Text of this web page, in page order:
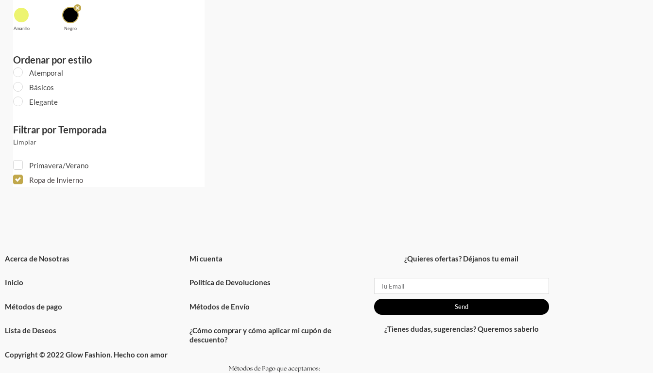
Amarillo Negro
Ordenar por estilo
Atemporal
Básicos
Elegante
Filtrar por Temporada
Limpiar
Primavera/Verano
Ropa de Invierno
Acerca de Nosotras
Inicio
Métodos de pago
Lista de Deseos
Copyright © 2022 Glow Fashion. Hecho con amor
Mi cuenta
Politíca de Devoluciones
Métodos de Envío
¿Cómo comprar y cómo aplicar mi cupón de
descuento?
¿Quieres ofertas? Déjanos tu email
Email
Send
¿Tienes dudas, sugerencias? Queremos saberlo